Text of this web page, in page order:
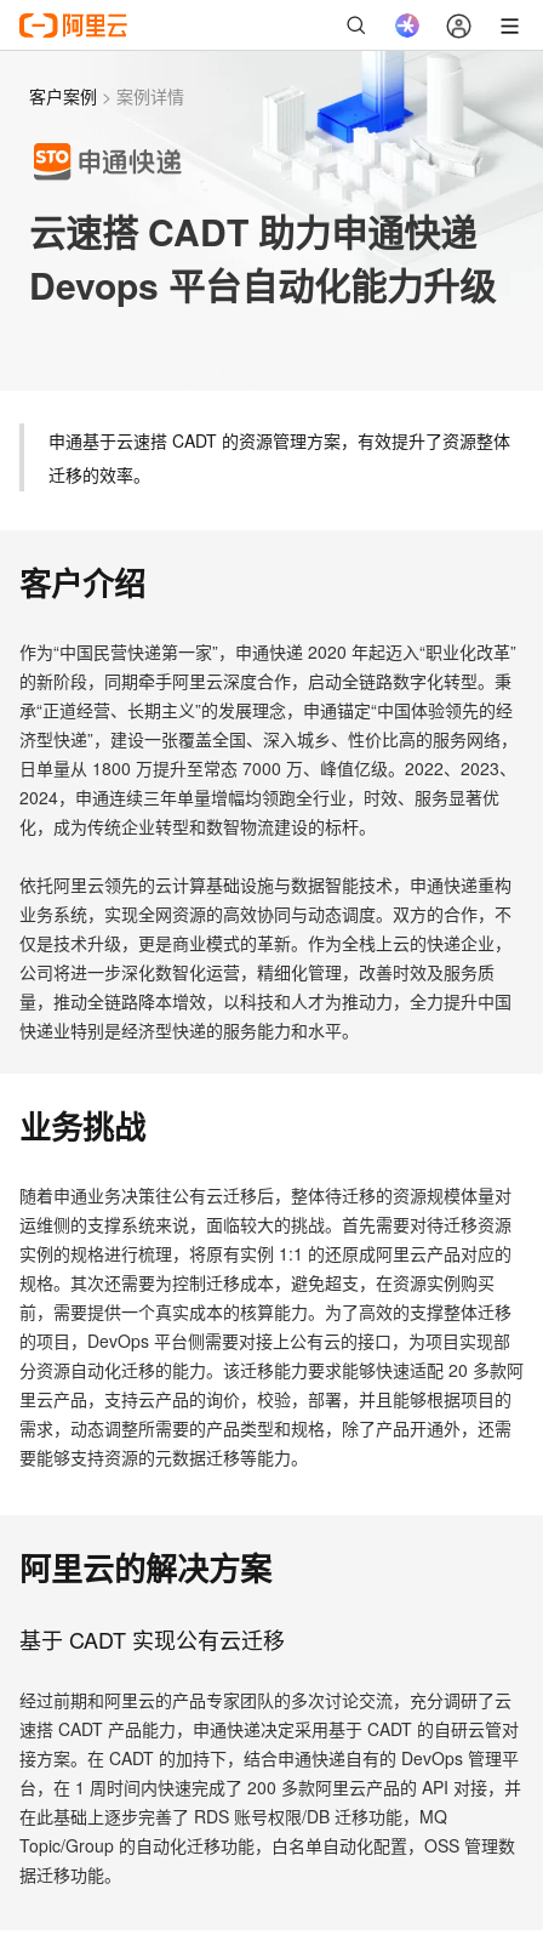
客户案例 > 案例详情
云速搭 CADT 助力申通快递
Devops 平台自动化能力升级
申通基于云速搭 CADT 的资源管理方案，有效提升了资源整体
迁移的效率。
客户介绍
作为“中国民营快递第一家”，申通快递 2020 年起迈入“职业化改革”
的新阶段，同期牵手阿里云深度合作，启动全链路数字化转型。秉
承“正道经营、长期主义”的发展理念，申通锚定“中国体验领先的经
济型快递”，建设一张覆盖全国、深入城乡、性价比高的服务网络，
日单量从 1800 万提升至常态 7000 万、峰值亿级。2022、2023、
2024，申通连续三年单量增幅均领跑全行业，时效、服务显著优
化，成为传统企业转型和数智物流建设的标杆。
依托阿里云领先的云计算基础设施与数据智能技术，申通快递重构
业务系统，实现全网资源的高效协同与动态调度。双方的合作，不
仅是技术升级，更是商业模式的革新。作为全栈上云的快递企业，
公司将进一步深化数智化运营，精细化管理，改善时效及服务质
量，推动全链路降本增效，以科技和人才为推动力，全力提升中国
快递业特别是经济型快递的服务能力和水平。
业务挑战
随着申通业务决策往公有云迁移后，整体待迁移的资源规模体量对
运维侧的支撑系统来说，面临较大的挑战。首先需要对待迁移资源
实例的规格进行梳理，将原有实例 1:1 的还原成阿里云产品对应的
规格。其次还需要为控制迁移成本，避免超支，在资源实例购买
前，需要提供一个真实成本的核算能力。为了高效的支撑整体迁移
的项目，DevOps 平台侧需要对接上公有云的接口，为项目实现部
分资源自动化迁移的能力。该迁移能力要求能够快速适配 20 多款阿
里云产品，支持云产品的询价，校验，部署，并且能够根据项目的
需求，动态调整所需要的产品类型和规格，除了产品开通外，还需
要能够支持资源的元数据迁移等能力。
阿里云的解决方案
基于 CADT 实现公有云迁移
经过前期和阿里云的产品专家团队的多次讨论交流，充分调研了云
速搭 CADT 产品能力，申通快递决定采用基于 CADT 的自研云管对
接方案。在 CADT 的加持下，结合申通快递自有的 DevOps 管理平
台，在 1 周时间内快速完成了 200 多款阿里云产品的 API 对接，并
在此基础上逐步完善了 RDS 账号权限/DB 迁移功能，MQ
Topic/Group 的自动化迁移功能，白名单自动化配置，OSS 管理数
据迁移功能。